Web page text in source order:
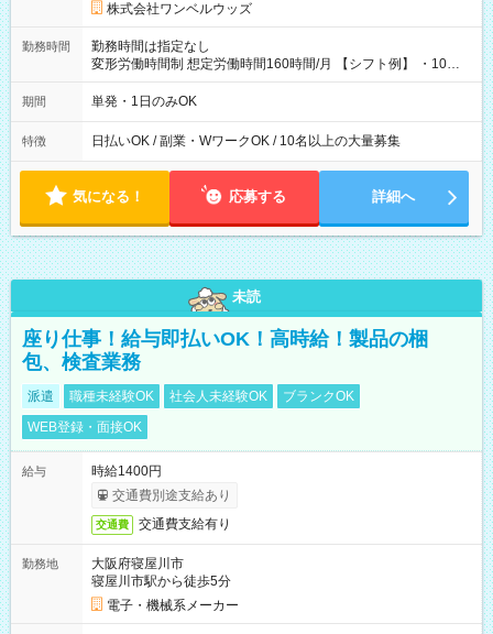
株式会社ワンベルウッズ
勤務時間
勤務時間は指定なし
変形労働時間制 想定労働時間160時間/月 【シフト例】 ・10：
00～20：00
期間 単発・1日のみOK
特徴 日払いOK / 副業・WワークOK / 10名以上の大量募集
気になる！ 応募する 詳細へ
未読
座り仕事！給与即払いOK！高時給！製品の梱
包、検査業務
派遣 職種未経験OK 社会人未経験OK
ブランクOK
WEB登録・面接OK
給与
時給1400円
交通費別途支給あり
交通費 交通費支給有り
勤務地
大阪府寝屋川市
寝屋川市駅から徒歩5分
電子・機械系メーカー